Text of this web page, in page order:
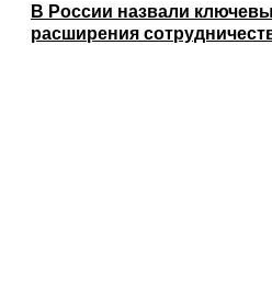
В России назвали
расширения